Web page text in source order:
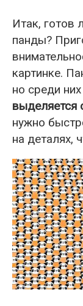
Итак, готов
панды?
картинке.
но среди них
выделяется
нужно
на деталях,